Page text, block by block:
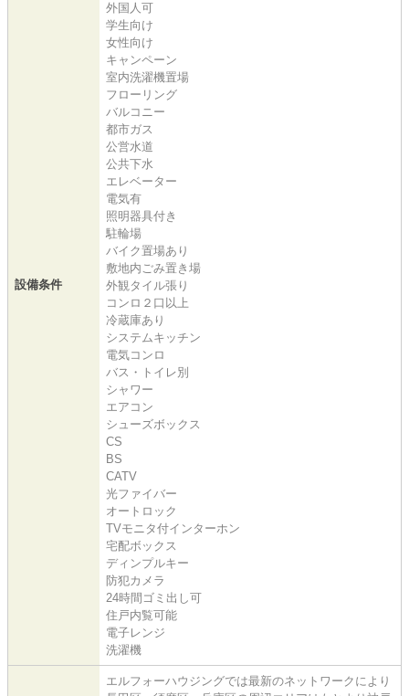
設備条件
外国人可
学生向け
女性向け
キャンペーン
室内洗濯機置場
フローリング
バルコニー
都市ガス
公営水道
公共下水
エレベーター
電気有
照明器具付き
駐輪場
バイク置場あり
敷地内ごみ置き場
外観タイル張り
コンロ２口以上
冷蔵庫あり
システムキッチン
電気コンロ
バス・トイレ別
シャワー
エアコン
シューズボックス
CS
BS
CATV
光ファイバー
オートロック
TVモニタ付インターホン
宅配ボックス
ディンプルキー
防犯カメラ
24時間ゴミ出し可
住戸内覧可能
電子レンジ
洗濯機
エルフォーハウジングでは最新のネットワークにより